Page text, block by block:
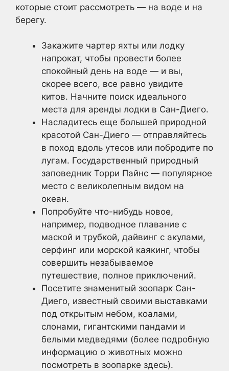
которые стоит рассмотреть — на воде и на
берегу.
Закажите чартер яхты или лодку
напрокат, чтобы провести более
спокойный день на воде — и вы,
скорее всего, все равно увидите
китов. Начните поиск идеального
места для аренды лодки в Сан-Диего.
Насладитесь еще большей природной
красотой Сан-Диего — отправляйтесь
в поход вдоль утесов или побродите по
лугам. Государственный природный
заповедник Торри Пайнс — популярное
место с великолепным видом на
океан.
Попробуйте что-нибудь новое,
например, подводное плавание с
маской и трубкой, дайвинг с акулами,
серфинг или морской каякинг, чтобы
совершить незабываемое
путешествие, полное приключений.
Посетите знаменитый зоопарк Сан-
Диего, известный своими выставками
под открытым небом, коалами,
слонами, гигантскими пандами и
белыми медведями (более подробную
информацию о животных можно
посмотреть в зоопарке здесь).